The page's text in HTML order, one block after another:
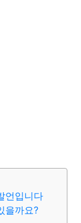
언입니다
을까요?